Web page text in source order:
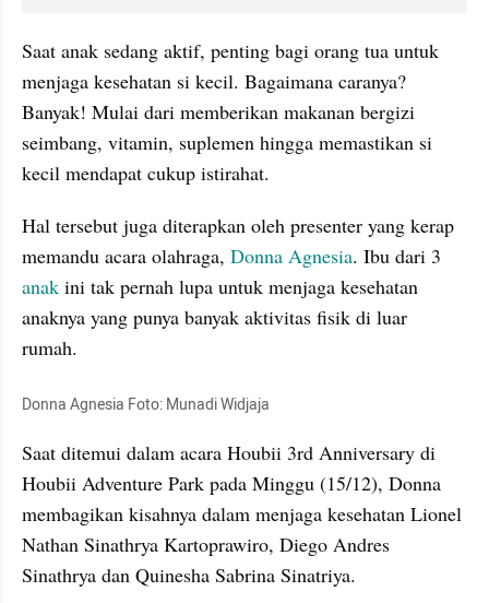
Saat anak sedang aktif, penting bagi orang tua untuk
menjaga kesehatan si kecil. Bagaimana caranya?
Banyak! Mulai dari memberikan makanan bergizi
seimbang, vitamin, suplemen hingga memastikan si
kecil mendapat cukup istirahat.
Hal tersebut juga diterapkan oleh presenter yang kerap
memandu acara olahraga, Donna Agnesia
anak ini tak pernah lupa untuk menjaga kesehatan
anaknya yang punya banyak aktivitas fisik di luar
rumah.
Donna Agnesia Foto: Munadi Widjaja
Saat ditemui dalam acara Houbii
Houbii Adventure Park pada Minggu (15/12), Donna
membagikan kisahnya dalam menjaga kesehatan Lionel
Nathan Sinathrya Kartoprawiro, Diego Andres
Sinathrya dan Quinesha Sabrina Sinatriya.